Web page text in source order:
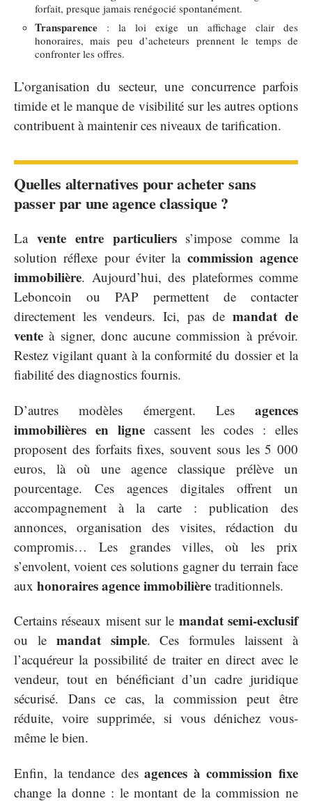
forfait, presque jamais renégocié spontanément.
Transparence : la loi exige un affichage clair des
honoraires, mais peu d’acheteurs prennent le temps de
confronter les offres.
L’organisation du secteur, une concurrence parfois
timide et le manque de visibilité sur les autres options
contribuent à maintenir ces niveaux de tarification.
Quelles alternatives pour acheter sans
passer par une agence classique ?
La vente entre particulierss’impose comme la
solution réflexe pour éviter la commission agence
immobilière. Aujourd’hui, des plateformes comme
Leboncoin ou PAP permettent de contacter
directement les vendeurs. Ici, pas de mandat de
vente à signer, donc aucune commission à prévoir.
Restez vigilant quant à la conformité du dossier et la
fiabilité des diagnostics fournis.
D’autres modèles émergent. Les agences
immobilières en ligne cassent les codes : elles
proposent des forfaits fixes, souvent sous les 5 000
euros, là où une agence classique prélève un
pourcentage. Ces agences digitales offrent un
accompagnement à la carte : publication des
annonces, organisation des visites, rédaction du
compromis… Les grandes villes, où les prix
s’envolent, voient ces solutions gagner du terrain face
aux honoraires agence immobilière traditionnels.
Certains réseaux misent sur le mandat semi-exclusif
ou le mandat simple. Ces formules laissent à
l’acquéreur la possibilité de traiter en direct avec le
vendeur, tout en bénéficiant d’un cadre juridique
sécurisé. Dans ce cas, la commission peut être
réduite, voire supprimée, si vous dénichez vous-
même le bien.
Enfin, la tendance desagences à commission fixe
change la donne : le montant de la commission ne